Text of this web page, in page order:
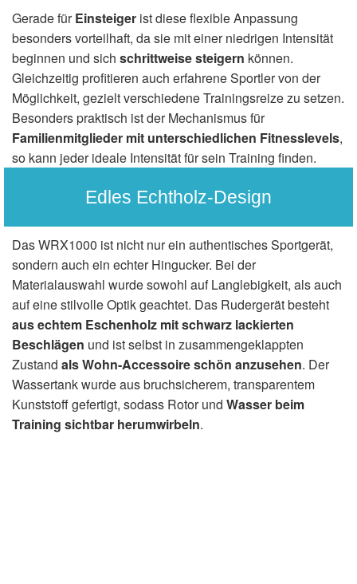
Gerade fürEinsteiger ist diese flexible Anpassung
besonders vorteilhaft, da sie mit einer niedrigen Intensität
beginnen und sich schrittweise steigern können.
Gleichzeitig profitieren auch erfahrene Sportler von der
Möglichkeit, gezielt verschiedene Trainingsreize zu setzen.
Besonders praktisch ist der Mechanismus für
Familienmitglieder mit unterschiedlichen Fitnesslevels,
so kann jeder ideale Intensität für sein Training finden.
Edles Echtholz-Design
Das WRX1000 ist nicht nur ein authentisches Sportgerät,
sondern auch ein echter Hingucker. Bei der
Materialauswahl wurde sowohl auf Langlebigkeit, als auch
auf eine stilvolle Optik geachtet. Das Rudergerät besteht
aus echtem Eschenholz mit schwarz lackierten
Beschlägen und ist selbst in zusammengeklappten
Zustand als Wohn-Accessoire schön anzusehen. Der
Wassertank wurde aus bruchsicherem, transparentem
Kunststoff gefertigt, sodass Rotor und Wasser beim
Training sichtbar herumwirbeln.